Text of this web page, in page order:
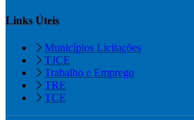
Links Úteis
Municípios Licitações
TJCE
Trabalho e Emprego
TRE
TCE